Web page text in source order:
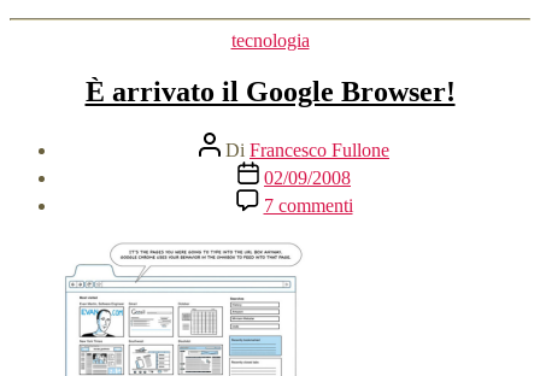
Categorie
tecnologia
È arrivato il Google Browser!
Autore
articolo
Di Francesco Fullone
Data
dell'articolo
02/09/2008
7 commentisu
È